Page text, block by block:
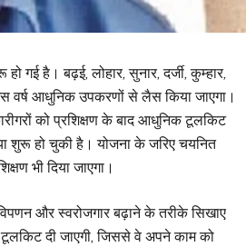
गई है। बढ़ई, लोहार, सुनार, दर्जी, कुम्हार,
वर्ष आधुनिक उपकरणों से लैस किया जाएगा।
को प्रशिक्षण के बाद आधुनिक टूलकिट
शुरू हो चुकी है। योजना के जरिए चयनित
भी दिया जाएगा।
और स्वरोजगार बढ़ाने के तरीके सिखाए
दी जाएगी, जिससे वे अपने काम को